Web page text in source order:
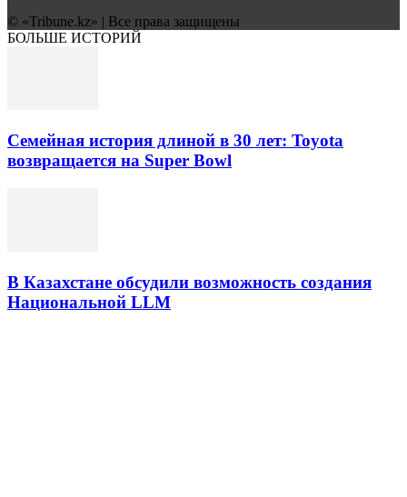
© «Tribune.kz» | Все права защищены
БОЛЬШЕ ИСТОРИЙ
Семейная история длиной в 30 лет: Toyota
возвращается на Super Bowl
В Казахстане обсудили возможность создания
Национальной LLM